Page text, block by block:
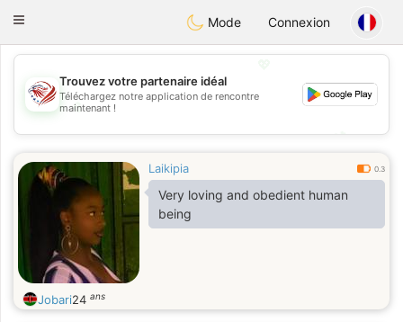
StatesDating
Toggle
Mode Connexion
💖
💕
Trouvez votre partenaire idéal
Téléchargez notre application de rencontre
maintenant !
Laikipia 0.3
Very loving and obedient human
being
Jobari24 ans